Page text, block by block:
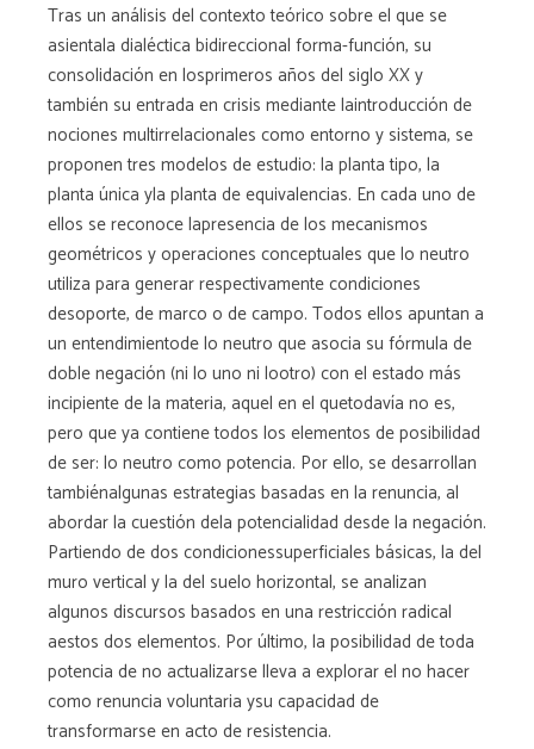
Tras un análisis del contexto teórico sobre el que se
asientala dialéctica bidireccional forma-función, su
consolidación en losprimeros años del siglo XX y
también su entrada en crisis mediante laintroducción de
nociones multirrelacionales como entorno y sistema, se
proponen tres modelos de estudio: la planta tipo, la
planta única yla planta de equivalencias. En cada uno de
ellos se reconoce lapresencia de los mecanismos
geométricos y operaciones conceptuales que lo neutro
utiliza para generar respectivamente condiciones
desoporte, de marco o de campo. Todos ellos apuntan a
un entendimientode lo neutro que asocia su fórmula de
doble negación (ni lo uno ni lootro) con el estado más
incipiente de la materia, aquel en el quetodavía no es,
pero que ya contiene todos los elementos de posibilidad
de ser: lo neutro como potencia. Por ello, se desarrollan
tambiénalgunas estrategias basadas en la renuncia, al
abordar la cuestión dela potencialidad desde la negación.
Partiendo de dos condicionessuperficiales básicas, la del
muro vertical y la del suelo horizontal, se analizan
algunos discursos basados en una restricción radical
aestos dos elementos. Por último, la posibilidad de toda
potencia de no actualizarse lleva a explorar el no hacer
como renuncia voluntaria ysu capacidad de
transformarse en acto de resistencia.